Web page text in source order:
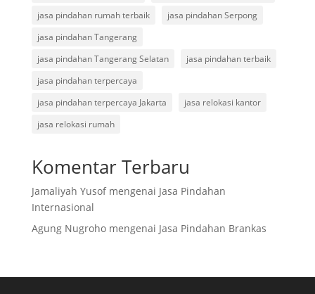
jasa pindahan rumah terbaik
jasa pindahan Serpong
jasa pindahan Tangerang
jasa pindahan Tangerang Selatan
jasa pindahan terbaik
jasa pindahan terpercaya
jasa pindahan terpercaya Jakarta
jasa relokasi kantor
jasa relokasi rumah
Komentar Terbaru
Jamaliyah Yusofmengenai Jasa Pindahan
Internasional
Agung Nugrohomengenai Jasa Pindahan Brankas